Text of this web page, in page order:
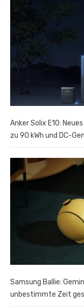
Anker Solix E10:
zu 90 kWh und DC-
Samsung Ballie:
unbestimmte Zeit